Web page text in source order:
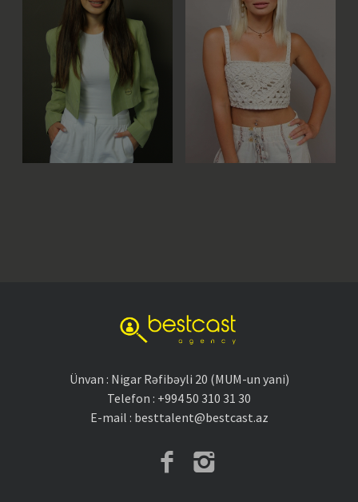
Ünvan : Nigar Rəfibəyli 20 (MUM-un yani)
Telefon : +994 50 310 31 30
E-mail : besttalent@bestcast.az